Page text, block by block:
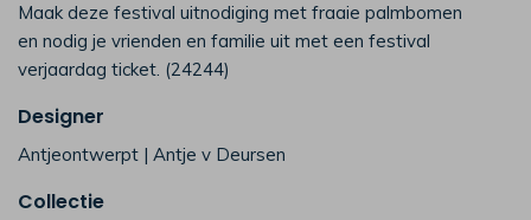
Maak deze festival uitnodiging met fraaie palmbomen
en nodig je vrienden en familie uit met een festival
verjaardag ticket. (24244)
Designer
Antjeontwerpt | Antje v Deursen
Collectie